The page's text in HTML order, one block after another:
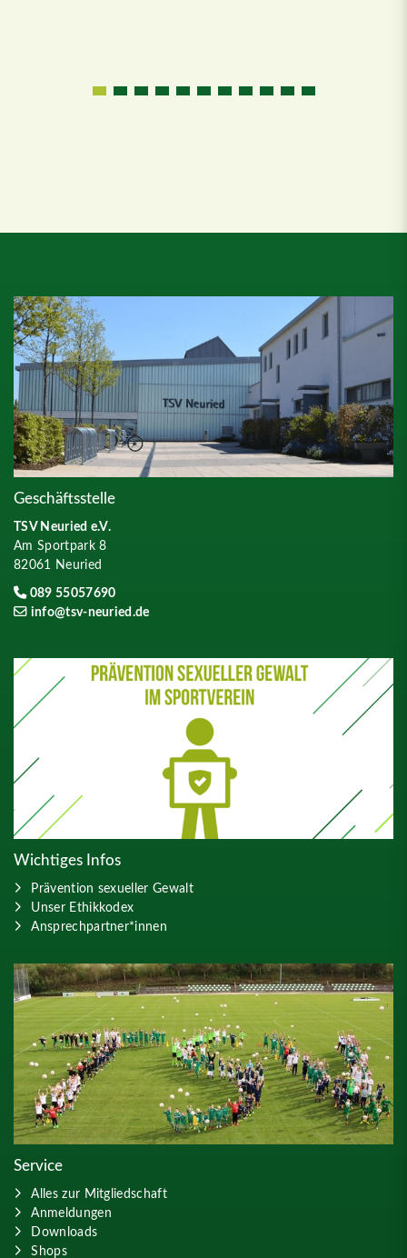
Geschäftsstelle
TSV Neuried e.V.
Am Sportpark 8
82061 Neuried
089 55057690
info@tsv-neuried.de
Wichtiges Infos
Prävention sexueller Gewalt
Unser Ethikkodex
Ansprechpartner*innen
Service
Alles zur Mitgliedschaft
Anmeldungen
Downloads
Shops